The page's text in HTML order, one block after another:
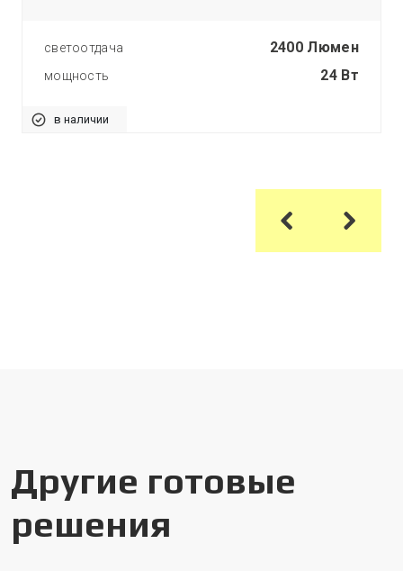
светоотдача 2400 Люмен
мощность 24 Вт
в наличии
Другие готовые
решения